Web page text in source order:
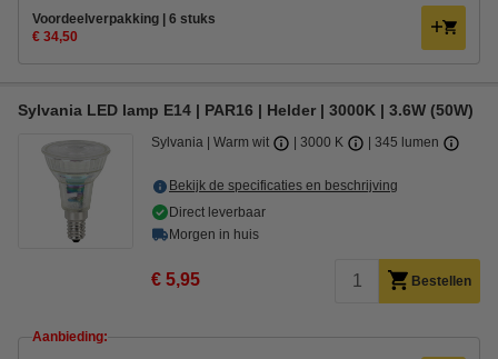
Voordeelverpakking | 6 stuks
€ 34,50
Sylvania LED lamp E14 | PAR16 | Helder | 3000K | 3.6W (50W)
Sylvania Warm wit 3000 K 345 lumen
Bekijk de specificaties en beschrijving
Direct leverbaar
Morgen in huis
€ 5,95 Bestellen
Aanbieding: